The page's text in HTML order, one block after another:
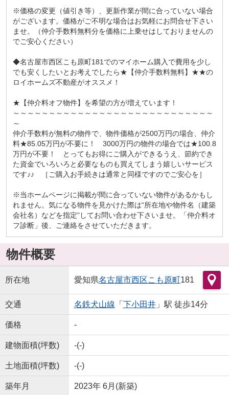
※価格の変更（値引き等）、更新作業が間に合っていない場合
がございます。価格がご不明な場合はお気軽にお問合せ下さい
ませ。（仲介手数料無料分を価格に上乗せはしておりませんの
でご安心ください）
◆名古屋市西区こも原町181でのマイホーム購入で費用を少し
でも安くしたいとお考えでしたら★【仲介手数料無料】★★の
ロイホームズ不動産がオススメ！
★【仲介料オフ物件】を希望の方が増えています！
～～～～～～～～～～～～～～～～～～～～～～～～～～～～
～
仲介手数料が無料の物件で、物件価格が2500万円の場合、仲介
料★85.05万円が不要に！ 3000万円の物件の場合では★100.8
万円が不要！ とってもお得にご購入ができるうえ、節約でき
た資金でいろいろと必要なものも買えてしまう嬉しいサービス
です♪♪ ［ご購入お手続きは通常と同様ですのでご安心を］
※当ホームページに掲載が間に合っていない物件があるかもし
れません。気になる物件を見かけた際は“所在地や物件名（建築
会社名）などを指定”してお問い合わせ下さいませ。「仲介料オ
フ診断」後、ご連絡をさせていただきます。
物件概要
所在地 愛知県名古屋市西区こも原町181
交通 名鉄犬山線 「 下小田井」駅 徒歩14分
価格 -
建物面積(坪数) -(-)
土地面積(坪数) -(-)
築年月 2023年 6月(新築)